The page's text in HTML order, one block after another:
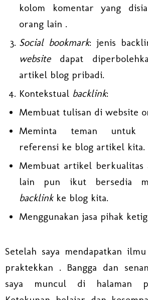
kolom komentar yang
orang lain .
Social bookmark: jenis
websitedapat
artikel blog pribadi.
Kontekstual backlink:
Membuat tulisan di website
Meminta teman untuk
referensi ke blog artikel kita.
Membuat artikel berkualitas
lain pun ikut bersedia
backlink ke blog kita.
Menggunakan jasa pihak
Setelah saya mendapatkan
praktekkan . Bangga dan
saya muncul di halaman